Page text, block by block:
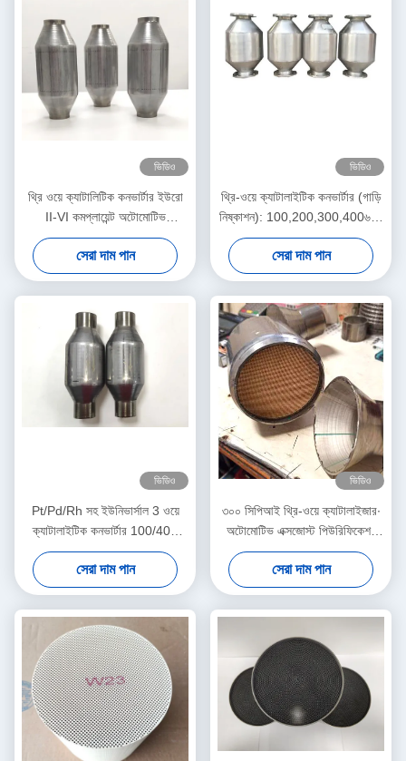
ভিডিও
থ্রি ওয়ে ক্যাটালিটিক কনভার্টার ইউরো
II-VI কমপ্লায়েন্ট অটোমোটিভ
টিডব্লিউসি - ২.৫" ৫০ সেল
সেরা দাম পান
ভিডিও
থ্রি-ওয়ে ক্যাটালাইটিক কনভার্টার (গাড়ি
নিষ্কাশন): 100,200,300,400৬০০
সেল কাউন্ট। ইউরো ৩।
সেরা দাম পান
ভিডিও
Pt/Pd/Rh সহ ইউনিভার্সাল 3 ওয়ে
ক্যাটালাইটিক কনভার্টার 100/400
সেল, 2.5 "/3 ইঞ্চি আকার
সেরা দাম পান
ভিডিও
৩০০ সিপিআই থ্রি-ওয়ে ক্যাটালাইজার∙
অটোমোটিভ এক্সজোস্ট পিউরিফিকেশন
সিস্টেম∙ ইউরো ৬ মান পূরণ করে
সেরা দাম পান